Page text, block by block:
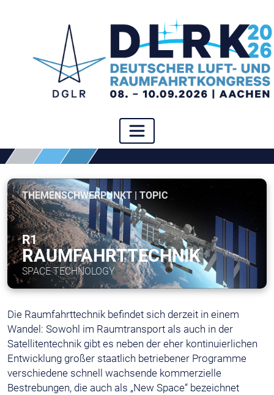
THEMENSCHWERPUNKT | TOPIC
R1
RAUMFAHRTTECHNIK
SPACE TECHNOLOGY
Die Raumfahrttechnik befindet sich derzeit in einem
Wandel: Sowohl im Raumtransport als auch in der
Satellitentechnik gibt es neben der eher kontinuierlichen
Entwicklung großer staatlich betriebener Programme
verschiedene schnell wachsende kommerzielle
Bestrebungen, die auch als „New Space“ bezeichnet